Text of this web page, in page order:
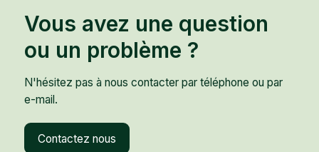
Vous avez une question
ou un problème ?
N'hésitez pas à nous contacter par téléphone ou par
e-mail.
Contactez nous